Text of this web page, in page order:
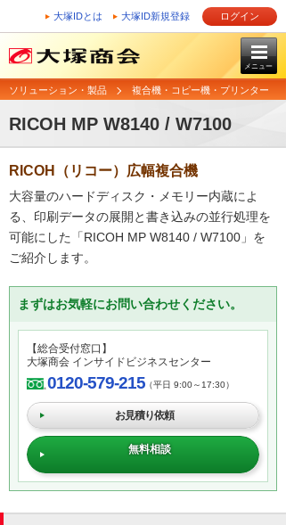
大塚IDとは 大塚ID新規登録 ログイン
メニュー
ソリューション・製品 複合機・コピー機・プリンター
RICOH MP W8140 / W7100
RICOH（リコー）広幅複合機
大容量のハードディスク・メモリー内蔵によ
る、印刷データの展開と書き込みの並行処理を
可能にした「RICOH MP W8140 / W7100」を
ご紹介します。
まずはお気軽にお問い合わせください。
【総合受付窓口】
大塚商会 インサイドビジネスセンター
0120-579-215（平日 9:00～17:30）
お見積り依頼
無料相談